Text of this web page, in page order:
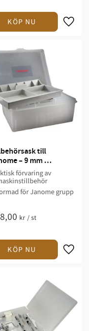
till
– 9 mm
1
förvaring av
för Janome grupp
kr /st